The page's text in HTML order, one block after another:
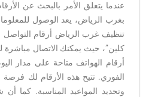
عندما يتعلق الأمر بالبحث عن
بغرب الرياض، يعد الوصول
تنظيف غرب الرياض أرقام التواصل
كلين”، حيث يمكنك الاتصال مباشرة
أرقام الهواتف متاحة على مدار
الفوري. تتيح هذه الأرقام لك
وتحديد المواعيد المناسبة. كما